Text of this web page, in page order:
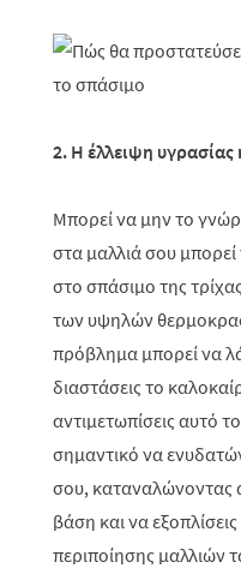
2. Η έλλειψη
Μπορεί να μην το
στα μαλλιά σου
στο σπάσιμο της
των υψηλών
πρόβλημα μπορεί να
διαστάσεις το
αντιμετωπίσεις αυτό
σημαντικό να
σου, καταναλώνοντας
βάση και να
περιποίησης μαλλιών